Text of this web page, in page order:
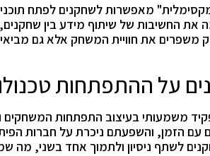
מאפשרות לשחקנים לפתח
את החשיבות של שיתוף מידע בין
משפרים את חוויית המשחק אלא גם
על ההתפתחות
משמעותי בעיצוב התפתחות המשחקים
הזמן, והשפעתם ניכרת על חברות
לשתף ניסיון ולתמוך אחד בשני, מה